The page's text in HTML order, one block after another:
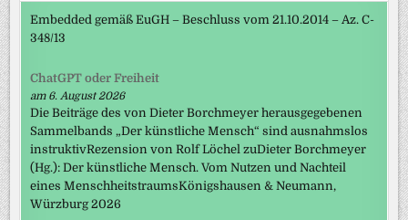
Embedded gemäß EuGH – Beschluss vom 21.10.2014 – Az. C-
348/13
ChatGPT oder Freiheit
am 6. August 2026
Die Beiträge des von Dieter Borchmeyer herausgegebenen
Sammelbands „Der künstliche Mensch“ sind ausnahmslos
instruktivRezension von Rolf Löchel zuDieter Borchmeyer
(Hg.): Der künstliche Mensch. Vom Nutzen und Nachteil
eines MenschheitstraumsKönigshausen & Neumann,
Würzburg 2026